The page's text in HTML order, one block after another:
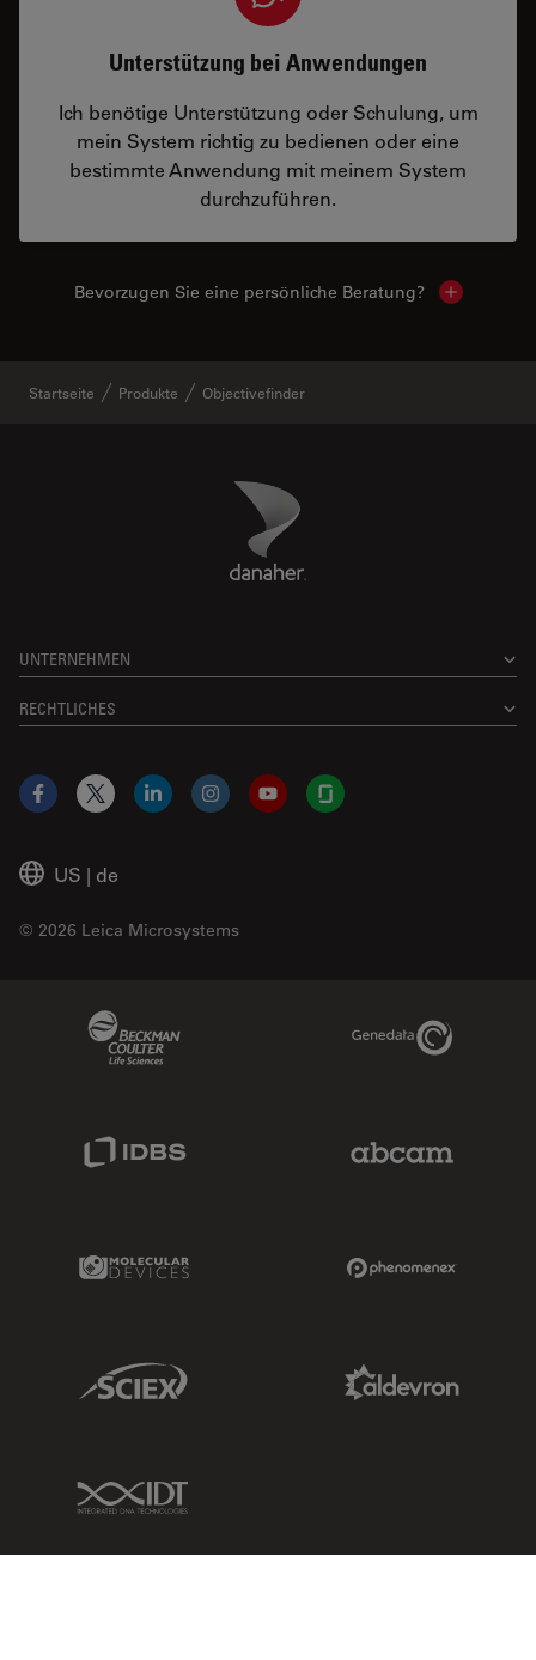
Unterstützung bei Anwendungen
Ich benötige Unterstützung oder Schulung, um
mein System richtig zu bedienen oder eine
bestimmte Anwendung mit meinem System
durchzuführen.
Bevorzugen Sie eine persönliche Beratung? Show
Startseite Produkte Objectivefinder
Danaher Logo
UNTERNEHMEN
RECHTLICHES
US | de
© 2026 Leica Microsystems
Facebook
X LinkedInInstagramYouTubeGlassdoor
Genedata Link
Molecular Devices Link
Sciex Link
IDT Link